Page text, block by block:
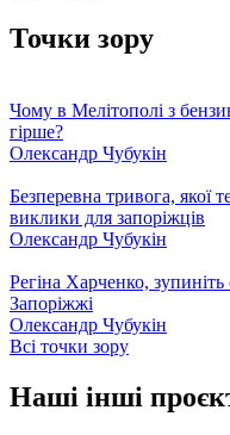
Точки зору
Чому в Мелітополі з
гірше?
Олександр Чубукін
Безперевна тривога, якої
виклики для запоріжців
Олександр Чубукін
Регіна Харченко,
Запоріжжі
Олександр Чубукін
Всі точки зору
Наші інші